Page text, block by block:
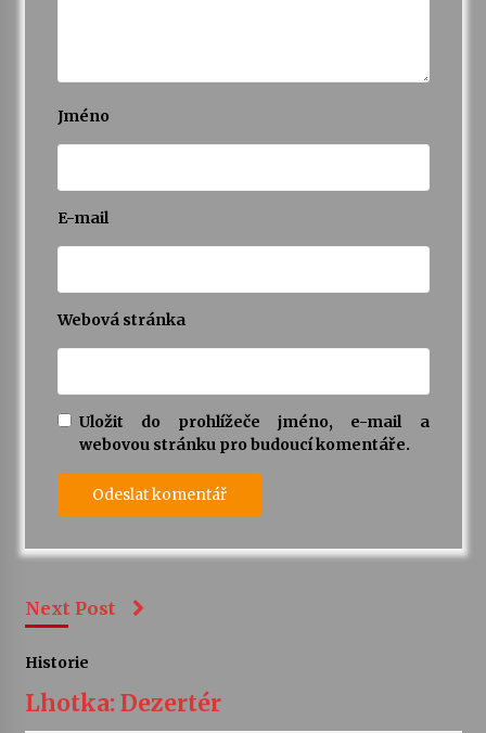
Jméno
E-mail
Webová stránka
Uložit do prohlížeče jméno, e-mail a
webovou stránku pro budoucí komentáře.
Next Post
Historie
Lhotka: Dezertér